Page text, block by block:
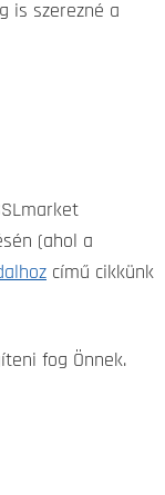
is szerezné a
(ahol a
című cikkünk
fog Önnek.